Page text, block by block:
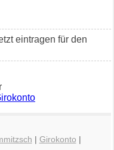
eintragen für den
| Girokonto |